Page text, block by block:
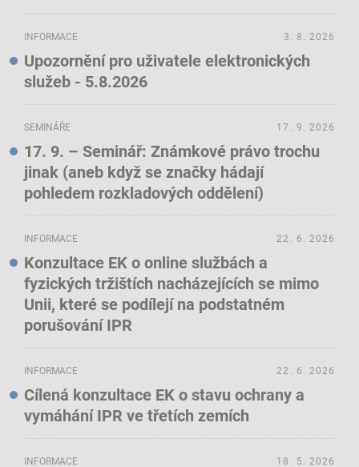
INFORMACE
Upozornění pro uživatele elektronických
služeb - 5.8.2026
3. 8. 2026
SEMINÁŘE
17. 9. – Seminář: Známkové právo trochu
jinak (aneb když se značky hádají
pohledem rozkladových oddělení)
17. 9. 2026
INFORMACE
Konzultace EK o online službách a
fyzických tržištích nacházejících se mimo
Unii, které se podílejí na podstatném
porušování IPR
22. 6. 2026
INFORMACE
Cílená konzultace EK o stavu ochrany a
vymáhání IPR ve třetích zemích
22. 6. 2026
INFORMACE 18. 5. 2026